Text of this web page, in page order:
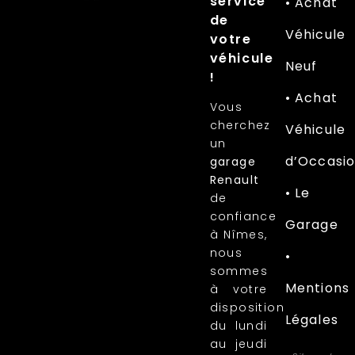
de
votre
véhicule
!
Vous
cherchez
un
garage
Renault
de
confiance
à Nîmes,
nous
sommes
à votre
disposition
du lundi
au jeudi
Véhicule
Neuf
• Achat
Véhicule
• Le
Garage
•
Mentions
Légales